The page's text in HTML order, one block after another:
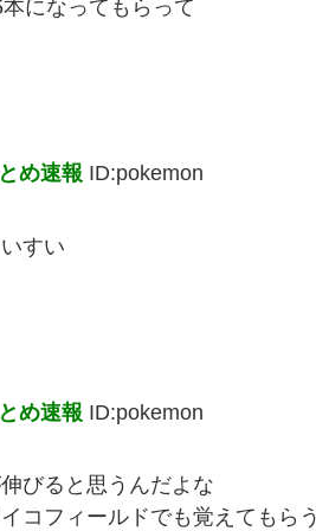
になってもらって
め速報 ID:pokemon
すい
め速報 ID:pokemon
びると思うんだよな
コフィールドでも覚えてもら